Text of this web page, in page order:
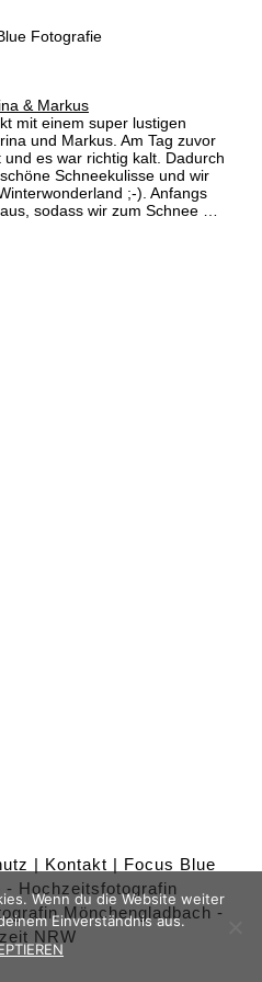
& Markus
mit einem super lustigen
und Markus. Am Tag zuvor
es war richtig kalt. Dadurch
Schneekulisse und wir
;-). Anfangs
sodass wir zum Schnee …
| Kontakt | Focus Blue
- Hochzeitsfotografin
Mönchengladbach -
NRW
Wenn du die Website weiter
Einverständnis aus.